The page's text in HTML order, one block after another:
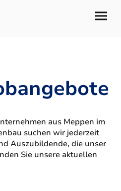
aus Meppen im
suchen wir jederzeit
Auszubildende, die unser
Sie unsere aktuellen